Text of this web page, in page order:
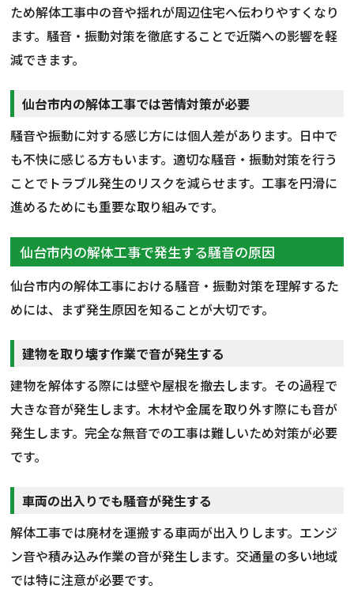
ため解体工事中の音や揺れが周辺住宅へ伝わりやすくなり
ます。騒音・振動対策を徹底することで近隣への影響を軽
減できます。
仙台市内の解体工事では苦情対策が必要
騒音や振動に対する感じ方には個人差があります。日中で
も不快に感じる方もいます。適切な騒音・振動対策を行う
ことでトラブル発生のリスクを減らせます。工事を円滑に
進めるためにも重要な取り組みです。
仙台市内の解体工事で発生する騒音の原因
仙台市内の解体工事における騒音・振動対策を理解するた
めには、まず発生原因を知ることが大切です。
建物を取り壊す作業で音が発生する
建物を解体する際には壁や屋根を撤去します。その過程で
大きな音が発生します。木材や金属を取り外す際にも音が
発生します。完全な無音での工事は難しいため対策が必要
です。
車両の出入りでも騒音が発生する
解体工事では廃材を運搬する車両が出入りします。エンジ
ン音や積み込み作業の音が発生します。交通量の多い地域
では特に注意が必要です。